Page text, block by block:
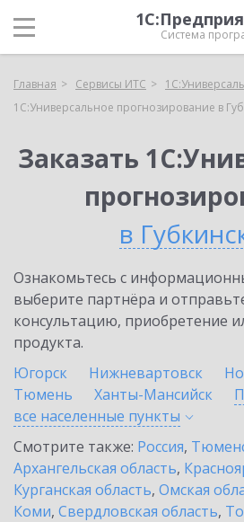
Система
Главная Сервисы ИТС
1С:Универсальное прогнозирование в
Заказать
в
Ознакомьтесь с
выберите партнёра и
консультацию, приобретение
продукта.
Югорск
Нижневартовск
Тюмень
Ханты-Мансийск
все населенные пункты
Смотрите также: Россия,
Архангельская область,
Курганская область, Омская
Коми, Свердловская область,